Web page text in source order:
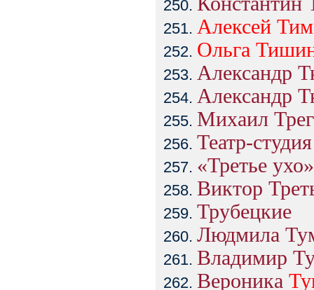
Алексей
Ольга
Александр
Александр
Михаил
Театр-
«Третье ухо»
Виктор
Трубецкие
Людмила
Владимир
Вероника